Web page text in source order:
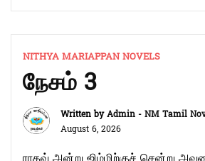
NITHYA MARIAPPAN NOVELS
நேசம் 3
Written byAdmin - NM Tamil
August 6, 2026